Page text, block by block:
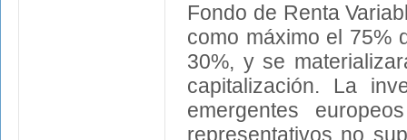
Fondo de Renta
como máximo el 75%
30%, y se
capitalización. La
emergentes
representativos no